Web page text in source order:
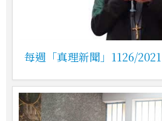
每週「真理新聞」1126/2021